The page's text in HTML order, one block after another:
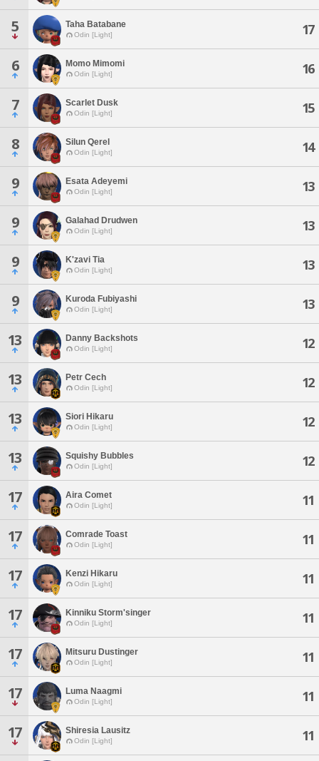
5 Taha Batabane
Odin [Light] 17
6 Momo Mimomi
Odin [Light] 16
7 Scarlet Dusk
Odin [Light] 15
8 Silun Qerel
Odin [Light] 14
9 Esata Adeyemi
Odin [Light] 13
9 Galahad Drudwen
Odin [Light] 13
9 K'zavi Tia
Odin [Light] 13
9 Kuroda Fubiyashi
Odin [Light] 13
13 Danny Backshots
Odin [Light] 12
13 Petr Cech
Odin [Light] 12
13 Siori Hikaru
Odin [Light] 12
13 Squishy Bubbles
Odin [Light] 12
17 Aira Comet
Odin [Light] 11
17 Comrade Toast
Odin [Light] 11
17 Kenzi Hikaru
Odin [Light] 11
17 Kinniku Storm'singer
Odin [Light] 11
17 Mitsuru Dustinger
Odin [Light] 11
17 Luma Naagmi
Odin [Light] 11
17 Shiresia Lausitz
Odin [Light] 11